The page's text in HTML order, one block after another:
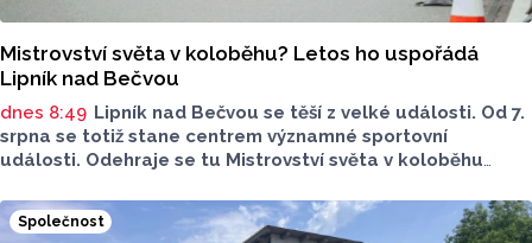
Mistrovství světa v koloběhu? Letos ho uspořádá
Lipník nad Bečvou
dnes 8:49 Lipník nad Bečvou se těší z velké události. Od 7.
srpna se totiž stane centrem významné sportovní
události. Odehraje se tu Mistrovství světa v koloběhu
budou poměřovat v atraktivních disciplínách.
Reprezentovat budou i místní závodníci v čele
Společnost